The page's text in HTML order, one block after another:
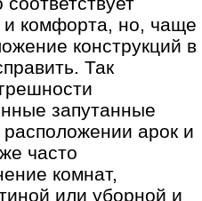
и комфорта, но, чаще
конструкций в
Так
запутанные
арок и
часто
комнат,
или уборной и